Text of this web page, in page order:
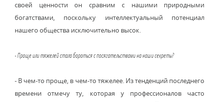
своей ценности он сравним с нашими природными
богатствами, поскольку интеллектуальный потенциал
нашего общества исключительно высок.
- Проще или тяжелей стало бороться с посягательствами на наши секреты?
- В чем-то проще, в чем-то тяжелее. Из тенденций последнего
времени отмечу ту, которая у профессионалов часто